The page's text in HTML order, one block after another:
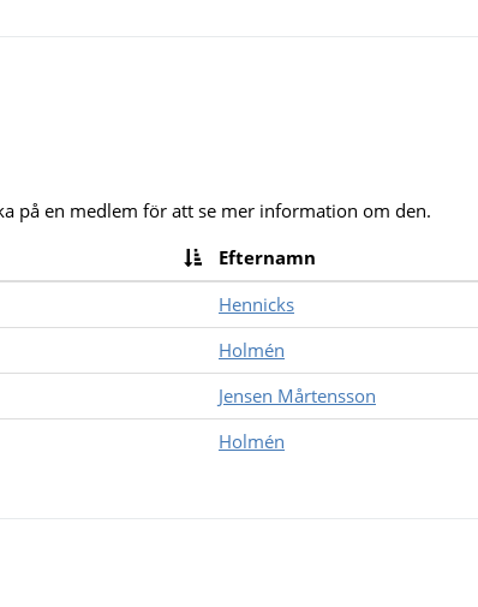
på en medlem för att se mer information om den.
Efternamn
Hennicks
Holmén
Jensen Mårtensson
Holmén